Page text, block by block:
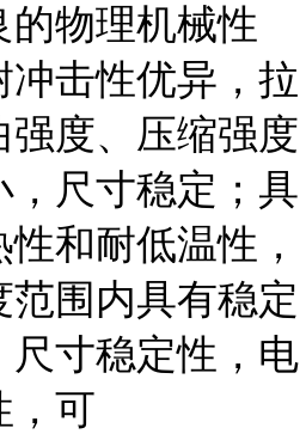
物理机械性
击性优异，拉
度、压缩强度
，尺寸稳定；具
和耐低温性，
围内具有稳定
尺寸稳定性，电
，可